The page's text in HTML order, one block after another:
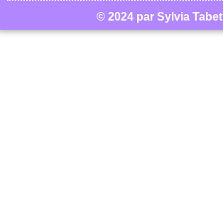
© 2024 par Sylvia Tabet